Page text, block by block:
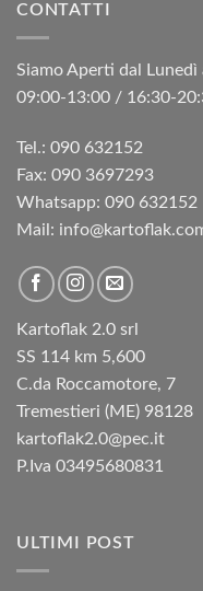
CONTATTI
Siamo Aperti dal Lunedì
09:00-13:00 / 16:30-
Tel.: 090 632152
Fax: 090 3697293‬
Whatsapp: 090 632152
Mail:
Kartoflak 2.0 srl
SS 114 km 5,600
C.da Roccamotore, 7
Tremestieri (ME) 98128
kartoflak2.0@pec.it
P.Iva 03495680831
ULTIMI POST